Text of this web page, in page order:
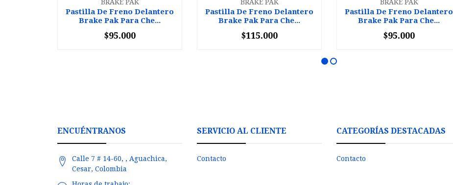
BRAKE PAK
Pastilla De Freno Delantero
Brake Pak Para Che...
+
$95.000
BRAKE PAK
Pastilla De Freno Delantero
Brake Pak Para Che...
+
$115.000
BRAKE PAK
Pastilla De Freno Delantero
Brake Pak Para Che...
+
$95.000
ENCUÉNTRANOS
Calle 7 # 14-60, , Aguachica,
Cesar, Colombia
SERVICIO AL CLIENTE
Contacto
CATEGORÍAS DESTACADAS
Contacto